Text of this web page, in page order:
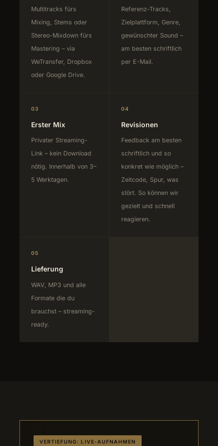
Multitracks fürs
Mixing, Stems oder
Stereo-Mixdown fürs
Mastering – via
WeTransfer, Dropbox
oder Google Drive.
Referenz-Tracks,
Zielplattform, Genre,
gewünschter Sound –
am besten schriftlich
per E-Mail.
03
Erster Mix
Privater Streaming-
Link – kein Download
nötig. Innerhalb von 3–
5 Werktagen.
04
Revisionen
Feedback am besten
schriftlich und so
konkret wie möglich –
Zeitcode, Spur, was
stört. So können wir
gezielt und schnell
reagieren.
05
Lieferung
WAV, MP3 und alle
Formate die du
brauchst – streaming-
ready.
VERTIEFUNG: LIVE-AUFNAHMEN